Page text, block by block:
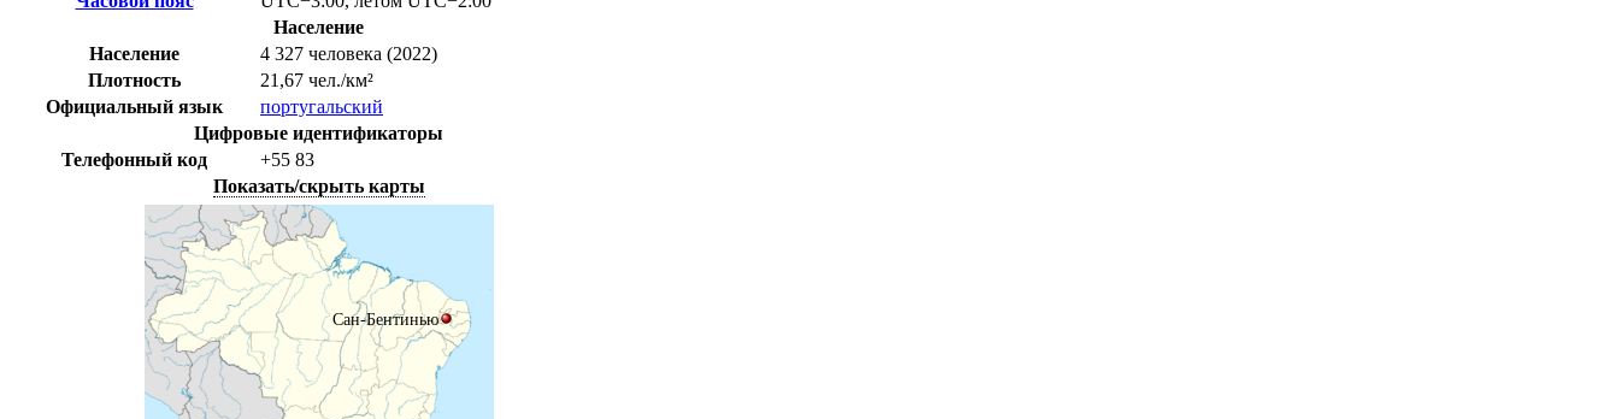
Население
Население
4 327 человека (2022)
Плотность
21,67 чел./км²
Официальный язык
португальский
Цифровые идентификаторы
Телефонный код
+55 83
Показать/скрыть карты
Сан-Бентинью